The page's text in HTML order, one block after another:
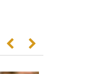
Anterior